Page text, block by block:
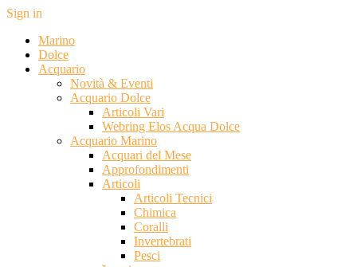
Sign in
Marino
Dolce
Acquario
Novità & Eventi
Acquario Dolce
Articoli Vari
Webring Elos Acqua Dolce
Acquario Marino
Acquari del Mese
Approfondimenti
Articoli
Articoli Tecnici
Chimica
Coralli
Invertebrati
Pesci